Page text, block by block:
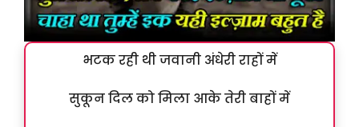
भटक रही थी जवानी अंधेरी राहों में
सुकून दिल को मिला आके तेरी बाहों में